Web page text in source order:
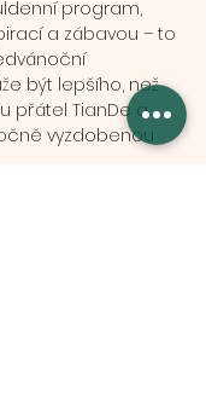
program,
a zábavou – to
být lepšího, než
přátel TianDe a
vyzdobenou